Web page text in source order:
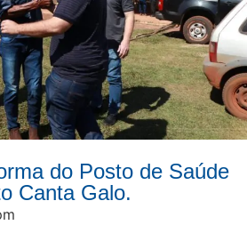
do Posto de Saúde
Canta Galo.